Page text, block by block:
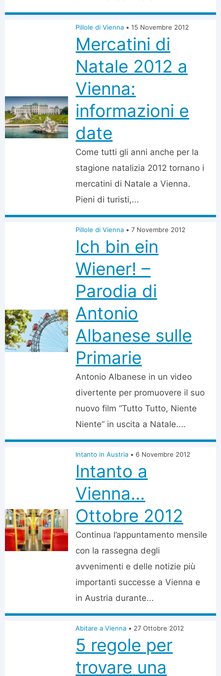
Pillole di Vienna • 15 Novembre 2012
Mercatini di
Natale 2012 a
Vienna:
informazioni e
date
Come tutti gli anni anche per la
stagione natalizia 2012 tornano i
mercatini di Natale a Vienna.
Pieni di turisti,...
Pillole di Vienna • 7 Novembre 2012
Ich bin ein
Wiener! –
Parodia di
Antonio
Albanese sulle
Primarie
Antonio Albanese in un video
divertente per promuovere il suo
nuovo film “Tutto Tutto, Niente
Niente” in uscita a Natale....
Intanto in Austria • 6 Novembre 2012
Intanto a
Vienna…
Ottobre 2012
Continua l’appuntamento mensile
con la rassegna degli
avvenimenti e delle notizie più
importanti successe a Vienna e
in Austria durante...
Abitare a Vienna • 27 Ottobre 2012
5 regole per
trovare una